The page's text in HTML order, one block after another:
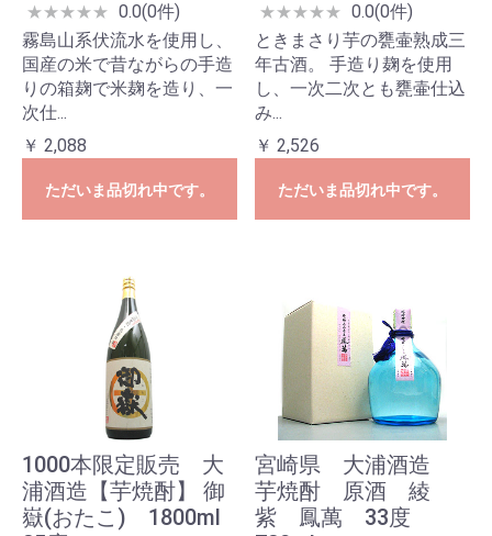
★★★★★ 0.0(0件)
霧島山系伏流水を使用し、
国産の米で昔ながらの手造
りの箱麹で米麹を造り、一
次仕...
￥ 2,088
ただいま品切れ中です。
★★★★★ 0.0(0件)
ときまさり芋の甕壷熟成三
年古酒。 手造り麹を使用
し、一次二次とも甕壷仕込
み...
￥ 2,526
ただいま品切れ中です。
1000本限定販売 大
浦酒造【芋焼酎】 御
嶽(おたこ) 1800ml
宮崎県 大浦酒造
芋焼酎 原酒 綾
紫 鳳萬 33度